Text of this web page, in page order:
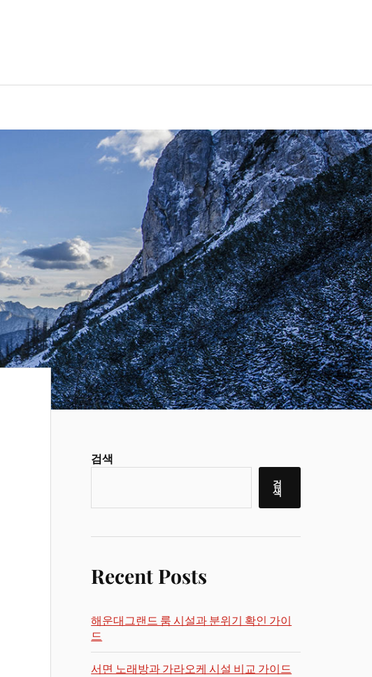
검색
검
색
Recent Posts
해운대그랜드 룸 시설과 분위기 확인 가이
드
서면 노래방과 가라오케 시설 비교 가이드